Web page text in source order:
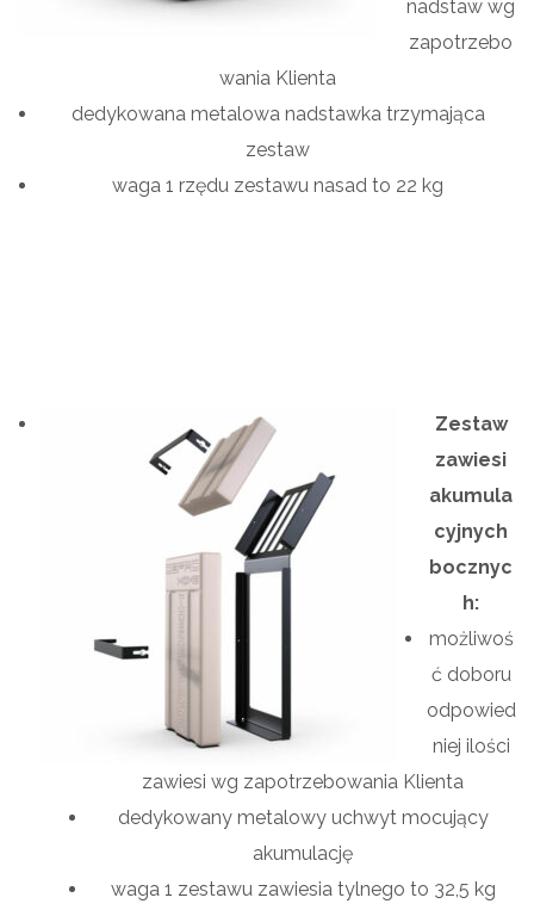
nadstaw wg
zapotrzebo
wania Klienta
dedykowana metalowa nadstawka trzymająca
zestaw
waga 1 rzędu zestawu nasad to 22 kg
Zestaw
zawiesi
akumula
cyjnych
bocznyc
h:
możliwoś
ć doboru
odpowied
niej ilości
zawiesi wg zapotrzebowania Klienta
dedykowany metalowy uchwyt mocujący
akumulację
waga 1 zestawu zawiesia tylnego to 32,5 kg